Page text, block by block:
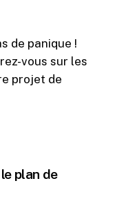
de panique !
vous sur les
projet de
plan de